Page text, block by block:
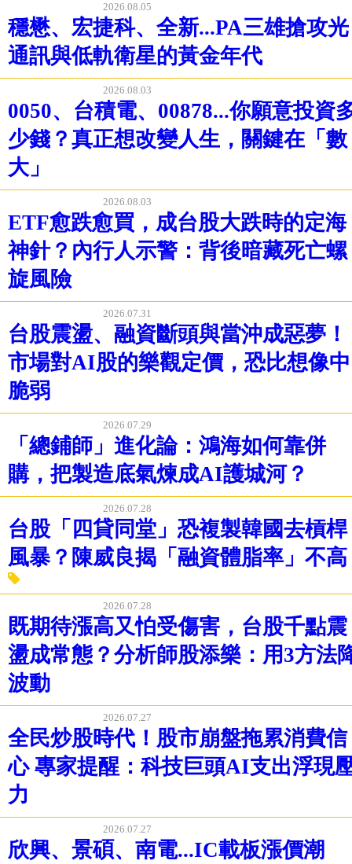
2026.08.05
穩懋、宏捷科、全新...PA三雄搶攻光
通訊與低軌衛星的黃金年代
2026.08.03
0050、台積電、00878...你願意投資
少錢？真正想改變人生，關鍵在「數
大」
2026.08.03
ETF愈跌愈買，成台股大跌時的定海
神針？內行人示警：背後暗藏死亡螺
旋風險
2026.07.31
台股震盪、融資斷頭與當沖成惡夢！
市場對AI股的樂觀定價，恐比想像中
脆弱
2026.07.29
「總鋪師」進化論：鴻海如何靠併
購，把製造底氣煉成AI護城河？
2026.07.28
台股「四貸同堂」恐複製韓國去槓桿
風暴？陳威良揭「融資體脂率」不高
2026.07.28
既期待漲高又怕受傷害，台股千點震
盪成常態？分析師股添樂：用3方法
波動
2026.07.27
全民炒股時代！股市崩盤拖累消費信
心 專家提醒：科技巨頭AI支出浮現
力
2026.07.27
欣興、景碩、南電...IC載板漲價潮